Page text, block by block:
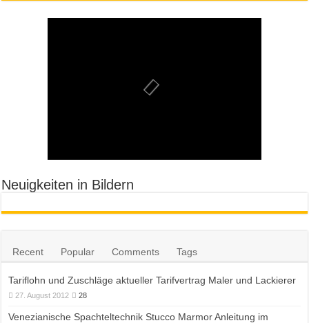
Neuigkeiten in Bildern
Recent Popular Comments Tags
Tariflohn und Zuschläge aktueller Tarifvertrag Maler und Lackierer
27. August 2012 28
Venezianische Spachteltechnik Stucco Marmor Anleitung im